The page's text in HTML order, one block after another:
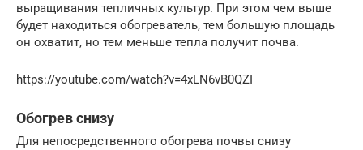
выращивания тепличных культур. При этом чем выше
будет находиться обогреватель, тем большую площадь
он охватит, но тем меньше тепла получит почва.
https://youtube.com/watch?v=4xLN6vB0QZI
Обогрев снизу
Для непосредственного обогрева почвы снизу